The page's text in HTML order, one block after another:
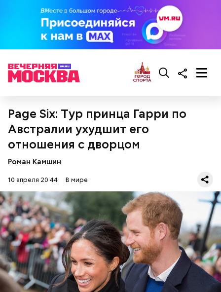
Page Six: Тур принца Гарри по
Австралии ухудшит его
отношения с дворцом
Роман Камшин
10 апреля 20:44 В мире
Впадина Данакиль, Эфиопия
Фото: Shutterstock